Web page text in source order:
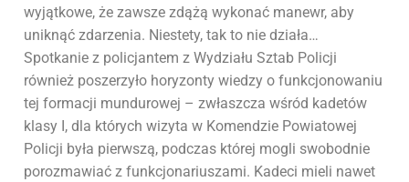
wyjątkowe, że zawsze zdążą wykonać manewr, aby
uniknąć zdarzenia. Niestety, tak to nie działa…
Spotkanie z policjantem z Wydziału Sztab Policji
również poszerzyło horyzonty wiedzy o funkcjonowaniu
tej formacji mundurowej – zwłaszcza wśród kadetów
klasy I, dla których wizyta w Komendzie Powiatowej
Policji była pierwszą, podczas której mogli swobodnie
porozmawiać z funkcjonariuszami. Kadeci mieli nawet